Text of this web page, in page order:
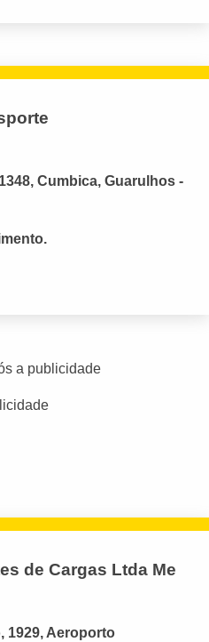
Cumbica, Guarulhos -
a publicidade
de Cargas Ltda Me
1929, Aeroporto